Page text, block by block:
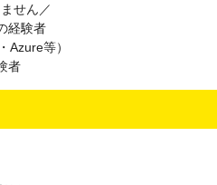
せん／
経験者
Azure等）
者